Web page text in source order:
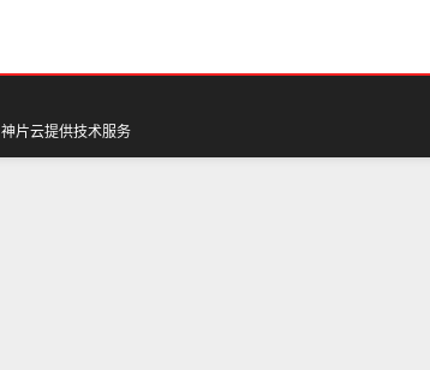
神片云提供技术服务